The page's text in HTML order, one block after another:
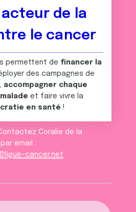
acteur de la
le cancer
permettent de financer la
des campagnes de
accompagner chaque
et faire vivre la
en santé !
Coralie de la
email :
cancer.net